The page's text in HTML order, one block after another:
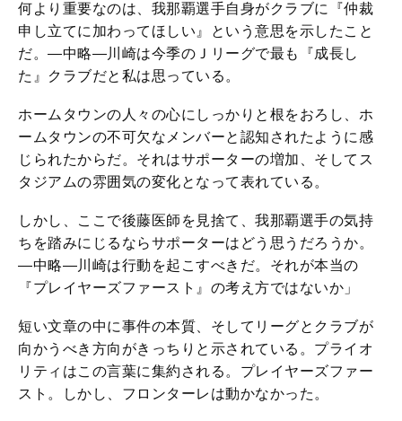
何より重要なのは、我那覇選手自身がクラブに『仲裁
申し立てに加わってほしい』という意思を示したこと
だ。―中略―川崎は今季のＪリーグで最も『成長し
た』クラブだと私は思っている。
ホームタウンの人々の心にしっかりと根をおろし、ホ
ームタウンの不可欠なメンバーと認知されたように感
じられたからだ。それはサポーターの増加、そしてス
タジアムの雰囲気の変化となって表れている。
しかし、ここで後藤医師を見捨て、我那覇選手の気持
ちを踏みにじるならサポーターはどう思うだろうか。
―中略―川崎は行動を起こすべきだ。それが本当の
『プレイヤーズファースト』の考え方ではないか」
短い文章の中に事件の本質、そしてリーグとクラブが
向かうべき方向がきっちりと示されている。プライオ
リティはこの言葉に集約される。プレイヤーズファー
スト。しかし、フロンターレは動かなかった。